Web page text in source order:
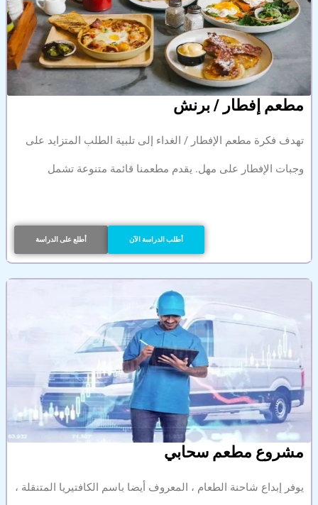
مطعم إفطار / برنش
تهدف فكرة مطعم الإفطار / الغداء إلى تلبية الطلب المتزايد على
وجبات الإفطار على مهل. يقدم مطعمنا قائمة متنوعة تشمل
أطلع على الدراسة أطلب الدراسة الآن
مشروع مطعم سحابي
يوفر إبداع شاحنة الطعام ، المعروف أيضا باسم الكافتيريا المتنقلة ،